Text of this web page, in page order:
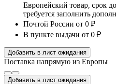
Европейский товар, срок
требуется заполнить
Почтой России от 0 ₽
В пункте выдачи от 0 ₽
Добавить в лист ожидания
Поставка напрямую из Европы
Добавить в лист ожидания